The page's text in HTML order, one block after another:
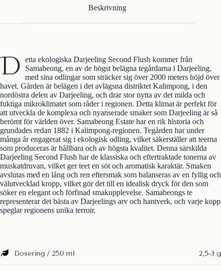
Beskrivning
D
etta ekologiska Darjeeling Second Flush kommer från
Samabeong, en av de högst belägna tegårdarna i Darjeeling,
med sina odlingar som sträcker sig över 2000 meters höjd över
havet. Gården är belägen i det avlägsna distriktet Kalimpong, i den
nordöstra delen av Darjeeling, och drar stor nytta av det milda och
fuktiga mikroklimatet som råder i regionen. Detta klimat är perfekt för
att utveckla de komplexa och nyanserade smaker som Darjeeling är så
berömt för världen över. Samabeong Estate har en rik historia och
grundades redan 1882 i Kalimpong-regionen. Tegården har under
många år engagerat sig i ekologisk odling, vilket säkerställer att teerna
som produceras är hållbara och av högsta kvalitet. Denna särskilda
Darjeeling Second Flush har de klassiska och eftertraktade tonerna av
muskatdruvan, vilket ger teet en söt och aromatisk karaktär. Smaken
avslutas med en lång och ren eftersmak som balanseras av en fyllig och
välutvecklad kropp, vilket gör det till en idealisk dryck för den som
söker en elegant och förfinad smakupplevelse. Samabeongs te
representerar det bästa av Darjeelings arv och hantverk, och varje kopp
speglar regionens unika terroir.
Dosering / 250 ml 2,5-3 g